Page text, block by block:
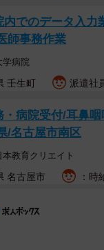
内でのデータ入力
師事務作業
学病院
壬生町 派遣社
・病院受付/耳鼻
/名古屋市南区
教育クリエイト
名古屋市 ：時